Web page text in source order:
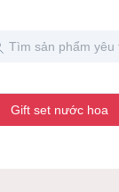
Gift set nước hoa